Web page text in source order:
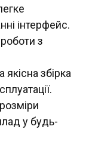
інтерфейс.
з
якісна збірка
у будь-